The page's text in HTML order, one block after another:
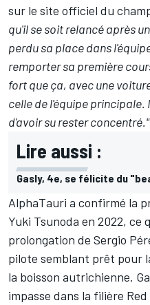
sur le site officiel du
qu'il se soit relancé après
perdu sa place dans
remporter sa première
fort que ça, avec une
celle de l'équipe
d'avoir su rester concentré."
Lire aussi :
Gasly, 4e, se félicite du
AlphaTauri a confirmé la
Yuki Tsunoda en 2022, ce
prolongation de Sergio
pilote semblant prêt pour
la boisson autrichienne.
impasse dans la filière